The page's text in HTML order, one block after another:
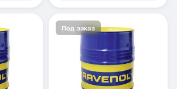
Под заказ